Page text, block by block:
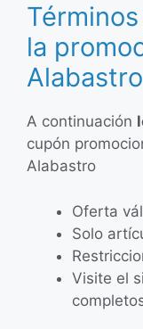
la
Alabastro
A continuación
cupón
Alabastro
Oferta
Solo
Visite el